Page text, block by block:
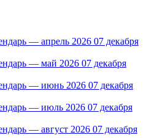
— апрель 2026 07 декабря
— май 2026 07 декабря
— июнь 2026 07 декабря
— июль 2026 07 декабря
— август 2026 07 декабря